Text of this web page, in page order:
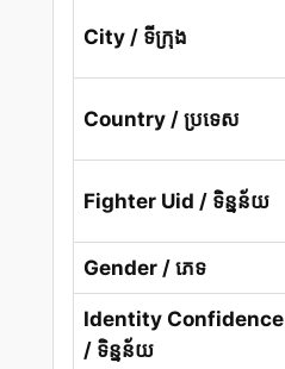
City / ទីក្រុង
Country / ប្រទេស
Fighter Uid / ទិន្នន័យ
Gender / ភេទ
Identity Confidence
/ ទិន្នន័យ